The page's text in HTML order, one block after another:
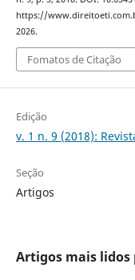
https://
2026.
Fomatos de Citação
Edição
v. 1 n. 9 (2018):
Seção
Artigos
Artigos mais lidos